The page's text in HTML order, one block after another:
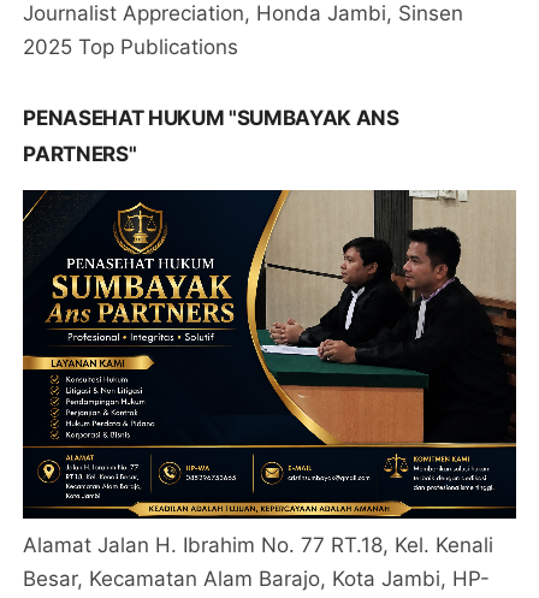
Journalist Appreciation, Honda Jambi, Sinsen
2025 Top Publications
PENASEHAT HUKUM "SUMBAYAK ANS
PARTNERS"
Alamat Jalan H. Ibrahim No. 77 RT.18, Kel. Kenali
Besar, Kecamatan Alam Barajo, Kota Jambi, HP-